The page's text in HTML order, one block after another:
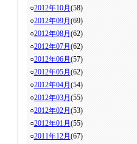
○2012年10月 (58)
○2012年09月 (69)
○2012年08月 (62)
○2012年07月 (62)
○2012年06月 (57)
○2012年05月 (62)
○2012年04月 (54)
○2012年03月 (55)
○2012年02月 (53)
○2012年01月 (55)
○2011年12月 (67)